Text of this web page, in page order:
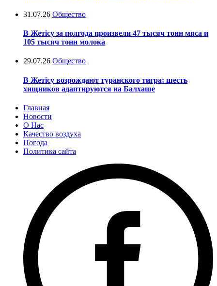
31.07.26 Общество
В Жетісу за полгода произвели 47 тысяч тонн мяса и
105 тысяч тонн молока
29.07.26 Общество
В Жетісу возрождают туранского тигра: шесть
хищников адаптируются на Балхаше
Главная
Новости
О Нас
Качество воздуха
Погода
Политика сайта